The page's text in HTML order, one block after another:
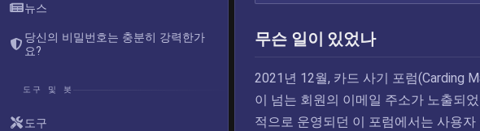
뉴스
당신의 비밀번호는 충분히 강력한가
요?
도구 및 봇
도구
무슨 일이 있었나
2021년 12월, 카드 사기 포럼(Carding
이 넘는 회원의 이메일 주소가 노출되
적으로 운영되던 이 포럼에서는 사용